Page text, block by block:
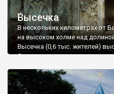
Высечка
В нескольких километрах от
на высоком холме над
Высечка (0,6 тыс. жителей)
Это место поражает
Место - удивительно
невероятно увлекательные.